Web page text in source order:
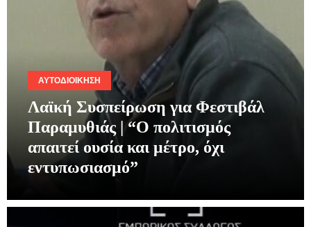
ΑΥΤΟΔΙΟΊΚΗΣΗ
Λαϊκή Συσπείρωση για Φεστιβάλ
Παραμυθιάς | “Ο πολιτισμός
απαιτεί ουσία και μέτρο, όχι
εντυπωσιασμό”